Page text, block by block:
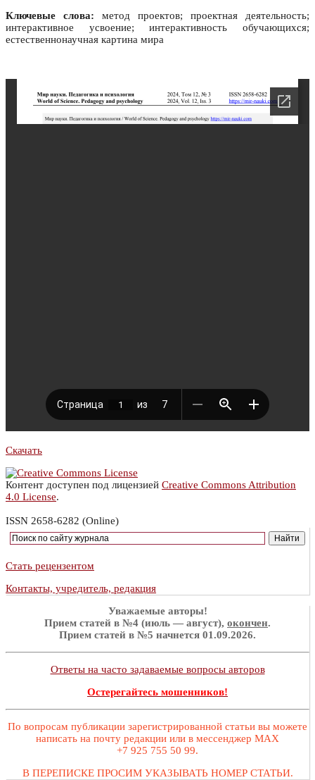
Ключевые слова: метод проектов; проектная деятельность;
интерактивное усвоение; интерактивность обучающихся;
естественнонаучная картина мира
Скачать
Контент доступен под лицензией Creative Commons Attribution
4.0 License.
ISSN 2658-6282 (Online)
Стать рецензентом
Контакты, учредитель, редакция
Уважаемые авторы!
Прием статей в №4 (июль — август), окончен.
Прием статей в №5 начнется 01.09.2026.
Ответы на часто задаваемые вопросы авторов
Остерегайтесь мошенников!
По вопросам публикации зарегистрированной статьи вы можете
написать на почту редакции или в мессенджер MAX
+7 925 755 50 99.
В ПЕРЕПИСКЕ ПРОСИМ УКАЗЫВАТЬ НОМЕР СТАТЬИ.